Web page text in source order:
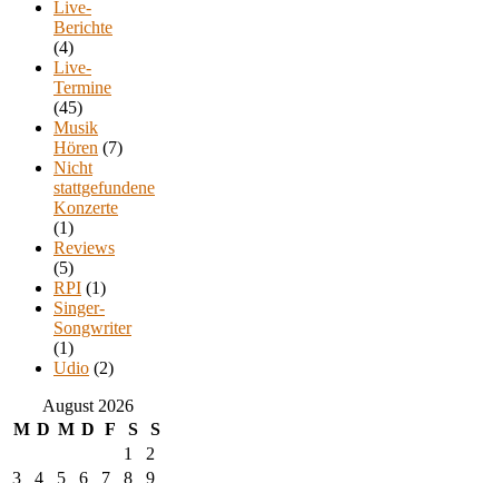
Live-
Berichte
(4)
Live-
Termine
(45)
Musik
Hören (7)
Nicht
stattgefundene
Konzerte
(1)
Reviews
(5)
RPI (1)
Singer-
Songwriter
(1)
Udio (2)
August 2026
M D M D F S
S
1
2
3
4 5 6 7 8
9